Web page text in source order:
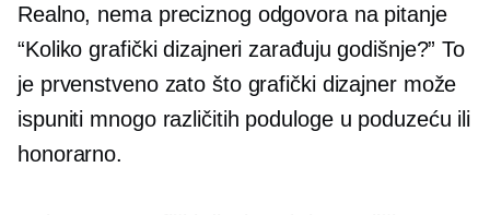
Realno, nema preciznog odgovora na pitanje
“Koliko grafički dizajneri zarađuju godišnje?” To
je prvenstveno zato što grafički dizajner može
ispuniti mnogo različitih podulogeu poduzeću ili
honorarno.